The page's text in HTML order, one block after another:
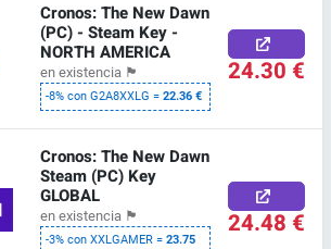
Cronos: The New Dawn
(PC) - Steam Key -
NORTH AMERICA
en existencia 🏴
-8% con G2A8XXLG =22.36 €
24.30 €
Cronos: The New Dawn
Steam (PC) Key
GLOBAL
en existencia 🏴
-3% con XXLGAMER =23.75
24.48 €